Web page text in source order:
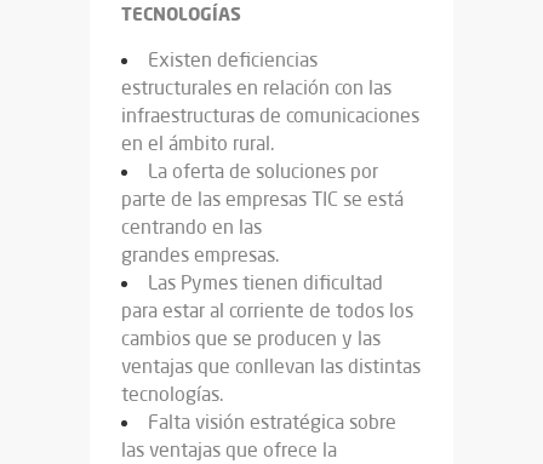
TECNOLOGÍAS
Existen deficiencias
estructurales en relación con las
infraestructuras de comunicaciones
en el ámbito rural.
La oferta de soluciones por
parte de las empresas TIC se está
centrando en las
grandes empresas.
Las Pymes tienen dificultad
para estar al corriente de todos los
cambios que se producen y las
ventajas que conllevan las distintas
tecnologías.
Falta visión estratégica sobre
las ventajas que ofrece la